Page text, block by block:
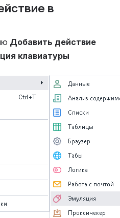
в
Добавить действие
клавиатуры